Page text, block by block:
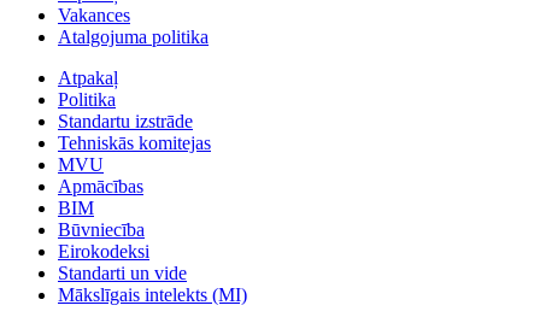
Vakances
Atalgojuma politika
Atpakaļ
Politika
Standartu izstrāde
Tehniskās komitejas
MVU
Apmācības
BIM
Būvniecība
Eirokodeksi
Standarti un vide
Mākslīgais intelekts (MI)